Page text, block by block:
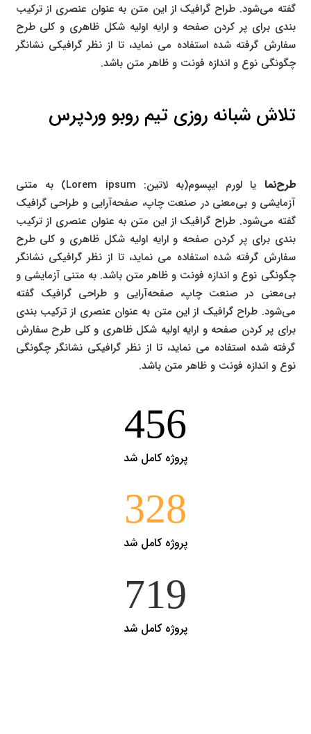
گفته می‌شود. طراح گرافیک از این متن به عنوان عنصری از ترکیب
بندی برای پر کردن صفحه و ارایه اولیه شکل ظاهری و کلی طرح
سفارش گرفته شده استفاده می نماید، تا از نظر گرافیکی نشانگر
چگونگی نوع و اندازه فونت و ظاهر متن باشد.
تلاش شبانه روزی تیم روبو وردپرس
طرح‌نما
یا لورم ایپسوم(به لاتین: Lorem ipsum) به متنی
آزمایشی و بی‌معنی در صنعت چاپ، صفحه‌آرایی و طراحی گرافیک
گفته می‌شود. طراح گرافیک از این متن به عنوان عنصری از ترکیب
بندی برای پر کردن صفحه و ارایه اولیه شکل ظاهری و کلی طرح
سفارش گرفته شده استفاده می نماید، تا از نظر گرافیکی نشانگر
چگونگی نوع و اندازه فونت و ظاهر متن باشد. به متنی آزمایشی و
بی‌معنی در صنعت چاپ، صفحه‌آرایی و طراحی گرافیک گفته
می‌شود. طراح گرافیک از این متن به عنوان عنصری از ترکیب بندی
برای پر کردن صفحه و ارایه اولیه شکل ظاهری و کلی طرح سفارش
گرفته شده استفاده می نماید، تا از نظر گرافیکی نشانگر چگونگی
نوع و اندازه فونت و ظاهر متن باشد.
456
پروژه کامل شد
328
پروژه کامل شد
719
پروژه کامل شد